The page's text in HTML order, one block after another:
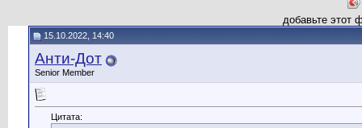
добавьте этот
15.10.2022, 14:40
Анти-Дот
Senior Member
Цитата: